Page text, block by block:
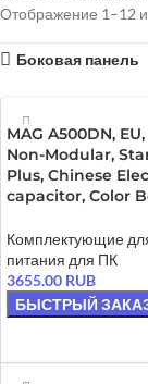
Отображение 1–12
Боковая панель
MAG A500DN,
Non-Modular,
Plus, Chinese
capacitor, Color
Комплектующие
питания для ПК
3655.00 RUB
БЫСТРЫЙ